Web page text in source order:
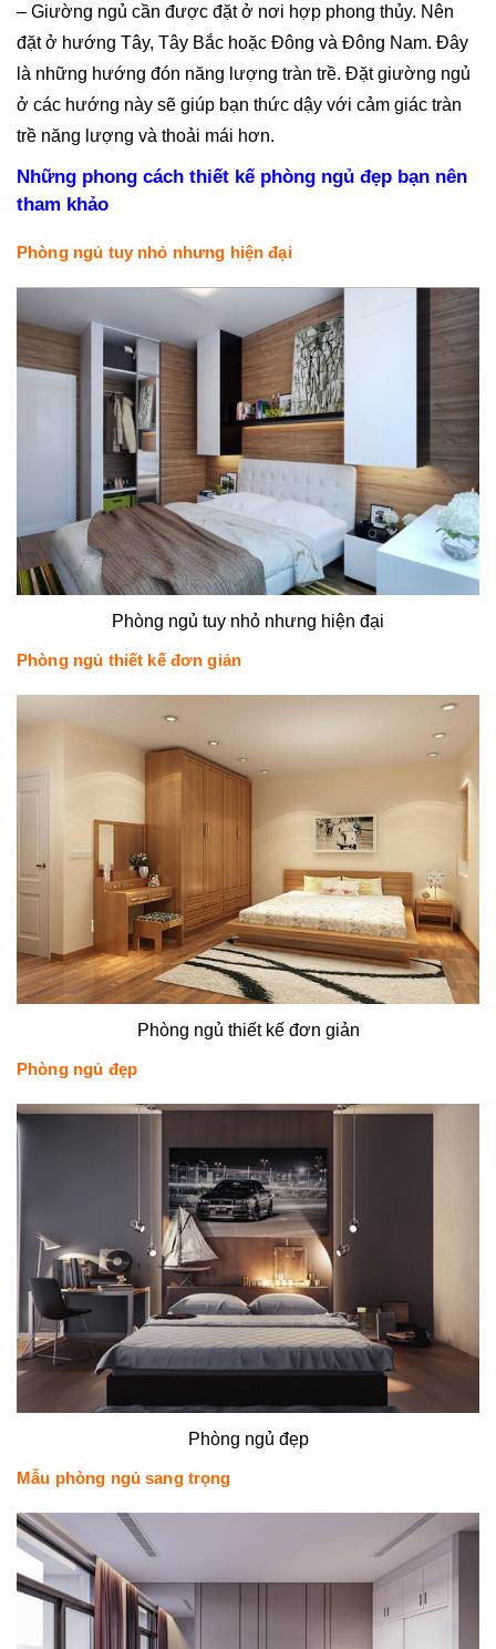
– Giường ngủ cần được đặt ở nơi hợp phong thủy. Nên
đặt ở hướng Tây, Tây Bắc hoặc Đông và Đông Nam. Đây
là những hướng đón năng lượng tràn trề. Đặt giường ngủ
ở các hướng này sẽ giúp bạn thức dậy với cảm giác tràn
trề năng lượng và thoải mái hơn.
Những phong cách thiết kế phòng ngủ đẹp bạn nên
tham khảo
Phòng ngủ tuy nhỏ nhưng hiện đại
Phòng ngủ tuy nhỏ nhưng hiện đại
Phòng ngủ thiết kế đơn giản
Phòng ngủ thiết kế đơn giản
Phòng ngủ đẹp
Phòng ngủ đẹp
Mẫu phòng ngủ sang trọng